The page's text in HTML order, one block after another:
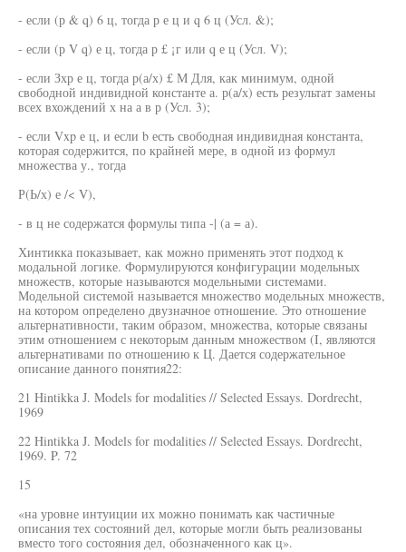
- если (р & q) 6 ц, тогда р е ц и q 6 ц (Усл. &);
- если (р V q) е ц, тогда р £ ¡г или q е ц (Усл. V);
- если Зхр е ц, тогда р(а/х) £ М Для, как минимум, одной
свободной индивидной константе а. р(а/х) есть результат замены
всех вхождений х на а в р (Усл. 3);
- если Vxp е ц, и если b есть свободная индивидная константа,
которая содержится, по крайней мере, в одной из формул
множества у., тогда
Р(Ь/х) е /< V),
- в ц не содержатся формулы типа -| (а = а).
Хинтикка показывает, как можно применять этот подход к
модальной логике. Формулируются конфигурации модельных
множеств, которые называются модельными системами.
Модельной системой называется множество модельных множеств,
на котором определено двузначное отношение. Это отношение
альтернативности, таким образом, множества, которые связаны
этим отношением с некоторым данным множеством (I, являются
альтернативами по отношению к Ц. Дается содержательное
описание данного понятия22:
21 Hintikka J. Models for modalities // Selected Essays. Dordrecht,
1969
22 Hintikka J. Models for modalities // Selected Essays. Dordrecht,
1969. P. 72
15
«на уровне интуиции их можно понимать как частичные
описания тех состояний дел, которые могли быть реализованы
вместо того состояния дел, обозначенного как ц».